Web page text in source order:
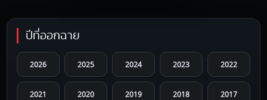
ปีที่ออกฉาย
2026 2025 2024 2023 2022
2021 2020 2019 2018 2017